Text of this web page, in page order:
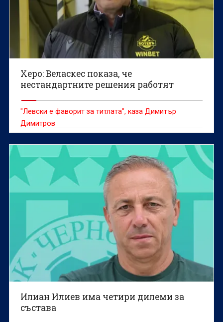
Херо: Веласкес показа, че
нестандартните решения работят
"Левски е фаворит за титлата", каза Димитър
Димитров
Илиан Илиев има четири дилеми за
състава